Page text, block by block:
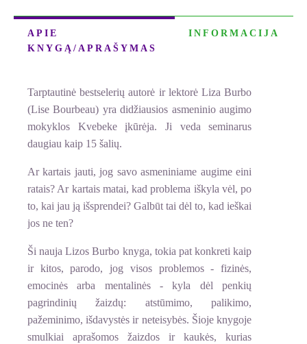
APIE
KNYGĄ/APRAŠYMAS
INFORMACIJA
Tarptautinė bestselerių autorė ir lektorė Liza Burbo
(Lise Bourbeau) yra didžiausios asmeninio augimo
mokyklos Kvebeke įkūrėja. Ji veda seminarus
daugiau kaip 15 šalių.
Ar kartais jauti, jog savo asmeniniame augime eini
ratais? Ar kartais matai, kad problema iškyla vėl, po
to, kai jau ją išsprendei? Galbūt tai dėl to, kad ieškai
jos ne ten?
Ši nauja Lizos Burbo knyga, tokia pat konkreti kaip
ir kitos, parodo, jog visos problemos - fizinės,
emocinės arba mentalinės - kyla dėl penkių
pagrindinių žaizdų: atstūmimo, palikimo,
pažeminimo, išdavystės ir neteisybės. Šioje knygoje
smulkiai aprašomos žaizdos ir kaukės, kurias